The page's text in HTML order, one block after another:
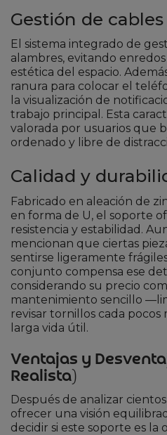
Gestión de
El sistema integrado de
alambres, evitando
estética del espacio.
ranura para colocar el
la visualización de
trabajo principal. Esta
valorada por usuarios que
ordenado y libre de
Calidad y
Fabricado en aleación de
en forma de U, el soporte
resistencia y estabilidad.
mencionan que ciertas
sentirse ligeramente
conjunto compensa ese
considerando su precio
mantenimiento sencillo
revisar tornillos cada
larga vida útil.
Ventajas y
Realista)
Después de analizar
ofrecer una visión
decidir si este soporte es la